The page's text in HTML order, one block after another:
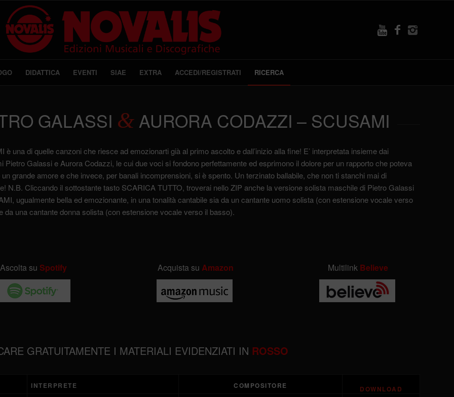
DIDATTICA EVENTI SIAE EXTRA ACCEDI/REGISTRATI RICERCA
GALASSI &AURORA CODAZZI – SCUSAMI
è una di quelle canzoni che riesce ad emozionarti già al primo ascolto e dall’inizio alla fine! E’ interpretata insieme dai
Pietro Galassi e Aurora Codazzi, le cui due voci si fondono perfettamente ed esprimono il dolore per un rapporto che poteva
grande amore e che invece, per banali incomprensioni, si è spento. Un terzinato ballabile, che non ti stanchi mai di
N.B. Cliccando il sottostante tasto SCARICA TUTTO, troverai nello ZIP anche la versione solista maschile di Pietro Galassi
ugualmente bella ed emozionante, in una tonalità cantabile sia da un cantante uomo solista (con estensione vocale verso
da una cantante donna solista (con estensione vocale verso il basso).
Ascolta su Spotify Acquista suAmazon Multilink Believe
GRATUITAMENTE I MATERIALI EVIDENZIATI IN ROSSO
INTERPRETE COMPOSITORE DOWNLOAD